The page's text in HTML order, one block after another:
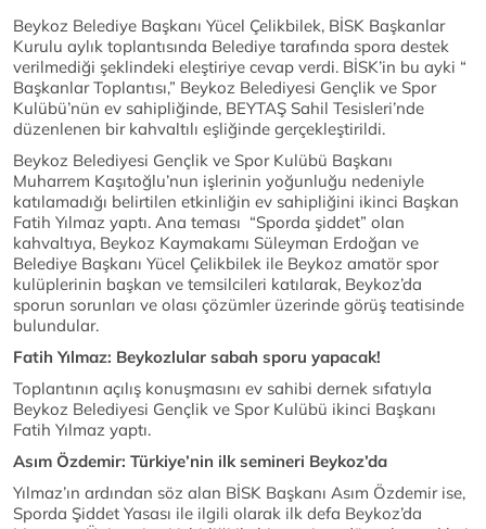
Beykoz Belediye Başkanı Yücel Çelikbilek, BİSK Başkanlar
Kurulu aylık toplantısında Belediye tarafında spora destek
verilmediği şeklindeki eleştiriye cevap verdi. BİSK’in bu ayki “
Başkanlar Toplantısı,” Beykoz Belediyesi Gençlik ve Spor
Kulübü’nün ev sahipliğinde, BEYTAŞ Sahil Tesisleri’nde
düzenlenen bir kahvaltılı eşliğinde gerçekleştirildi.
Beykoz Belediyesi Gençlik ve Spor Kulübü Başkanı
Muharrem Kaşıtoğlu’nun işlerinin yoğunluğu nedeniyle
katılamadığı belirtilen etkinliğin ev sahipliğini ikinci Başkan
Fatih Yılmaz yaptı. Ana teması “Sporda şiddet” olan
kahvaltıya, Beykoz Kaymakamı Süleyman Erdoğan ve
Belediye Başkanı Yücel Çelikbilek ile Beykoz amatör spor
kulüplerinin başkan ve temsilcileri katılarak, Beykoz’da
sporun sorunları ve olası çözümler üzerinde görüş teatisinde
bulundular.
Fatih Yılmaz: Beykozlular sabah sporu yapacak!
Toplantının açılış konuşmasını ev sahibi dernek sıfatıyla
Beykoz Belediyesi Gençlik ve Spor Kulübü ikinci Başkanı
Fatih Yılmaz yaptı.
Asım Özdemir: Türkiye’nin ilk semineri Beykoz’da
Yılmaz’ın ardından söz alan BİSK Başkanı Asım Özdemir ise,
Sporda Şiddet Yasası ile ilgili olarak ilk defa Beykoz’da